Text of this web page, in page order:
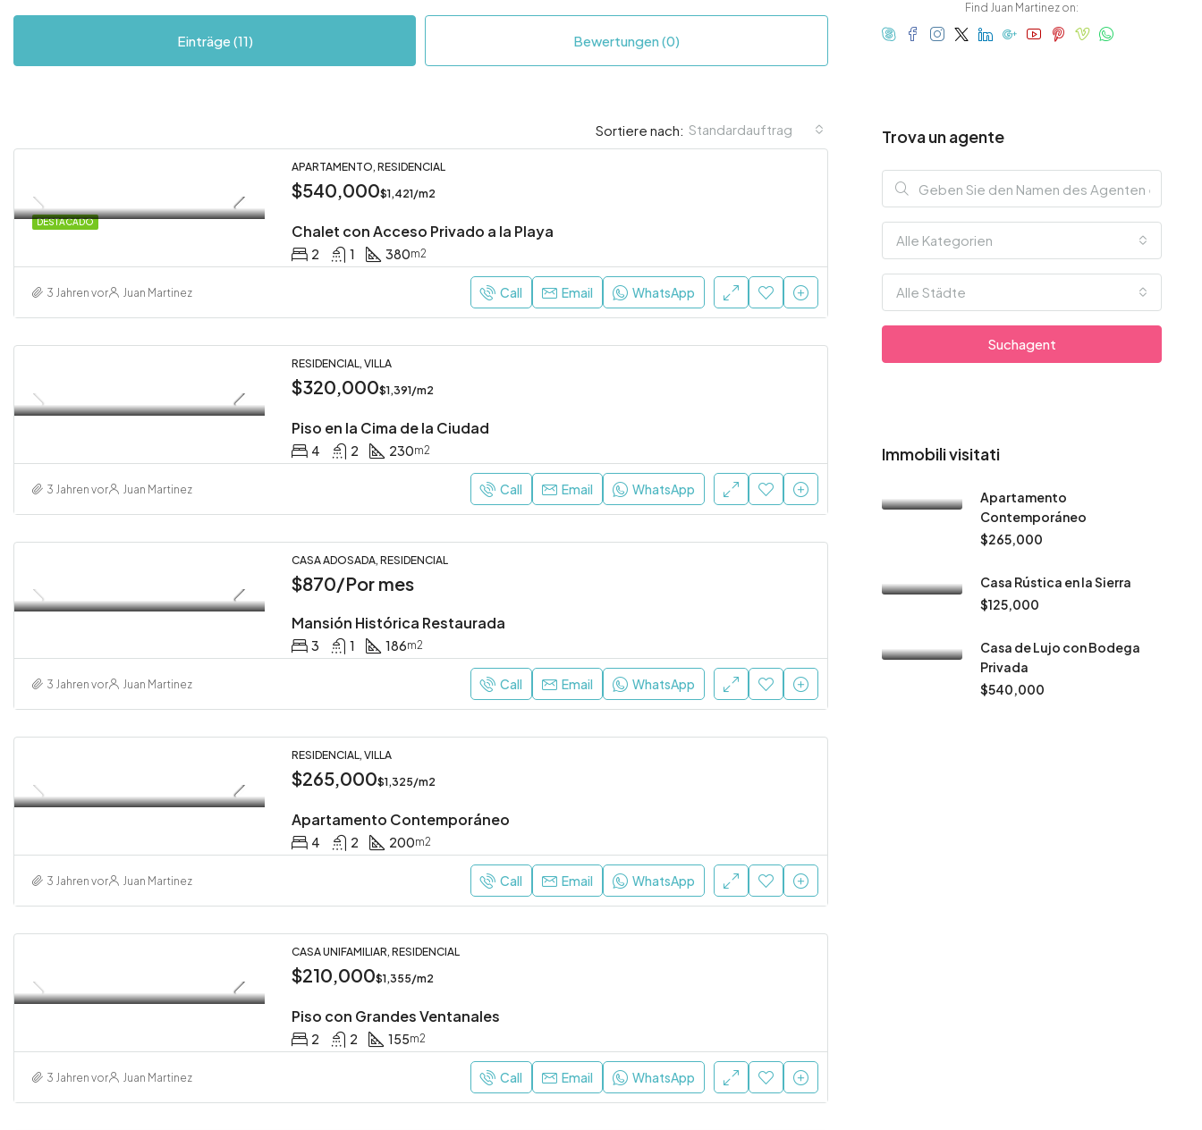
Einträge (11) Bewertungen (0)
Sortiere nach: Standardauftrag
DESTACADO
APARTAMENTO, RESIDENCIAL
$540,000$1,421/m2
Chalet con Acceso Privado a la Playa
2 1 380m2
3 Jahren vor Juan Martinez Call Email WhatsApp
RESIDENCIAL, VILLA
$320,000$1,391/m2
Piso en la Cima de la Ciudad
4 2 230m2
3 Jahren vor Juan Martinez Call Email WhatsApp
CASA ADOSADA, RESIDENCIAL
$870/Por mes
Mansión Histórica Restaurada
3 1 186m2
3 Jahren vor Juan Martinez Call Email WhatsApp
RESIDENCIAL, VILLA
$265,000$1,325/m2
Apartamento Contemporáneo
4 2 200m2
3 Jahren vor Juan Martinez Call Email WhatsApp
CASA UNIFAMILIAR, RESIDENCIAL
$210,000$1,355/m2
Piso con Grandes Ventanales
2 2 155m2
3 Jahren vor Juan Martinez Call Email WhatsApp
Find Juan Martinez on:
Trova un agente
Alle Kategorien
Alle Städte
Suchagent
Immobili visitati
Apartamento
Contemporáneo
$265,000
Casa Rústica en la Sierra
$125,000
Casa de Lujo con Bodega
Privada
$540,000